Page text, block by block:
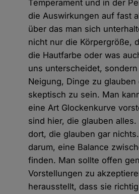
Temperament und in der
die Auswirkungen auf fast
über das man sich
nicht nur die Körpergröße,
die Hautfarbe oder was
uns unterscheidet,
Neigung, Dinge zu
skeptisch zu sein. Man
eine Art Glockenkurve
sind hier, die glauben
dort, die glauben gar
darum, eine Balance
finden. Man sollte offen
Vorstellungen zu
herausstellt, dass sie